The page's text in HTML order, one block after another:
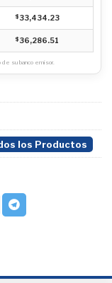
$33,434.23
$36,286.51
su banco emisor.
los Productos